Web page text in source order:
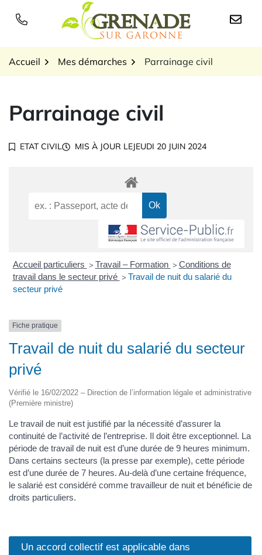
Logo Grenade sur
Accueil Mes démarches Parrainage civil
Parrainage civil
ETAT CIVIL MIS À JOUR LEJEUDI 20 JUIN 2024
Accueil particuliers > Travail – Formation > Conditions de
travail dans le secteur privé > Travail de nuit du salarié du
secteur privé
Fiche pratique
Travail de nuit du salarié du secteur
privé
Vérifié le 16/02/2022 – Direction de l’information légale et administrative
(Première ministre)
Le travail de nuit est justifié par la nécessité d’assurer la
continuité de l’activité de l’entreprise. Il doit être exceptionnel. La
période de travail de nuit est d’une durée de 9 heures minimum.
Dans certains secteurs (la presse par exemple), cette période
est d’une durée de 7 heures. Au-delà d’une certaine fréquence,
le salarié est considéré comme travailleur de nuit et bénéficie de
droits particuliers.
Un accord collectif est applicable dans